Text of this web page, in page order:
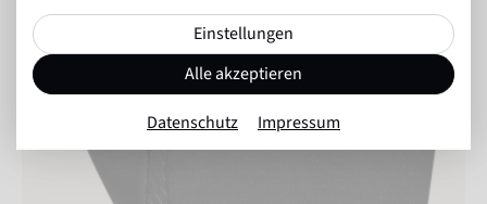
Einstellungen
Alle akzeptieren
Datenschutz Impressum